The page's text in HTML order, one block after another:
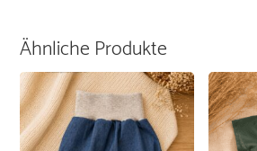
Ähnliche Produkte